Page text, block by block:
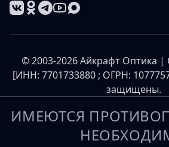
© 2003-2026 Айкрафт Оптика
[ИНН: 7701733880 ; ОГРН:
защищены.
ИМЕЮТСЯ